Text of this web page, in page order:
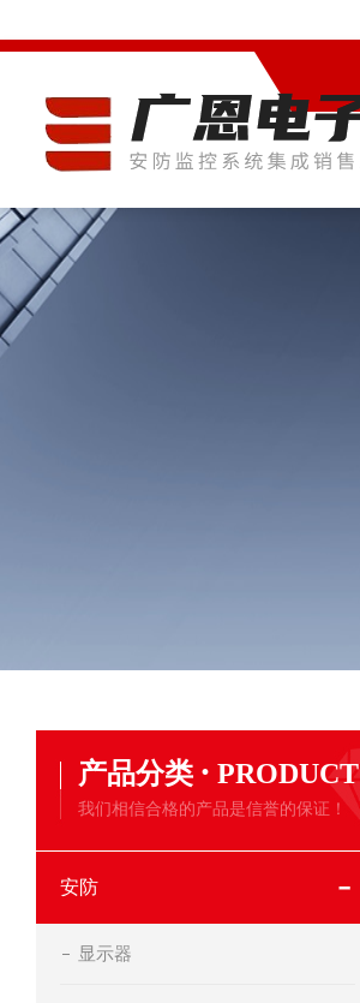
产品分类 · PRODUCT
我们相信合格的产品是信誉的保证！
安防
显示器